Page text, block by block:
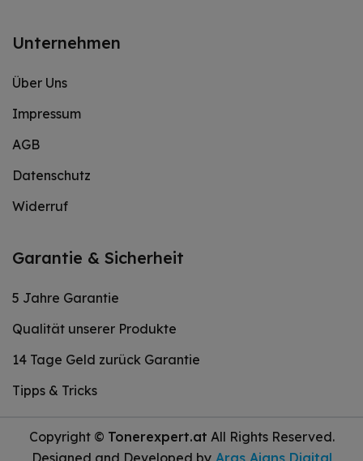
Unternehmen
Über Uns
Impressum
AGB
Datenschutz
Widerruf
Garantie & Sicherheit
5 Jahre Garantie
Qualität unserer Produkte
14 Tage Geld zurück Garantie
Tipps & Tricks
Copyright © Tonerexpert.at All Rights Reserved.
Designed and Developed byAras Ajans Digital